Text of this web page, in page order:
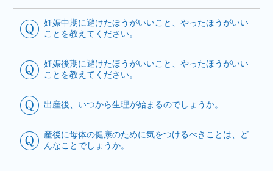
妊娠中期に避けたほうがいいこと、やったほうがいい
ことを教えてください。
妊娠後期に避けたほうがいいこと、やったほうがいい
ことを教えてください。
出産後、いつから生理が始まるのでしょうか。
産後に母体の健康のために気をつけるべきことは、ど
んなことでしょうか。